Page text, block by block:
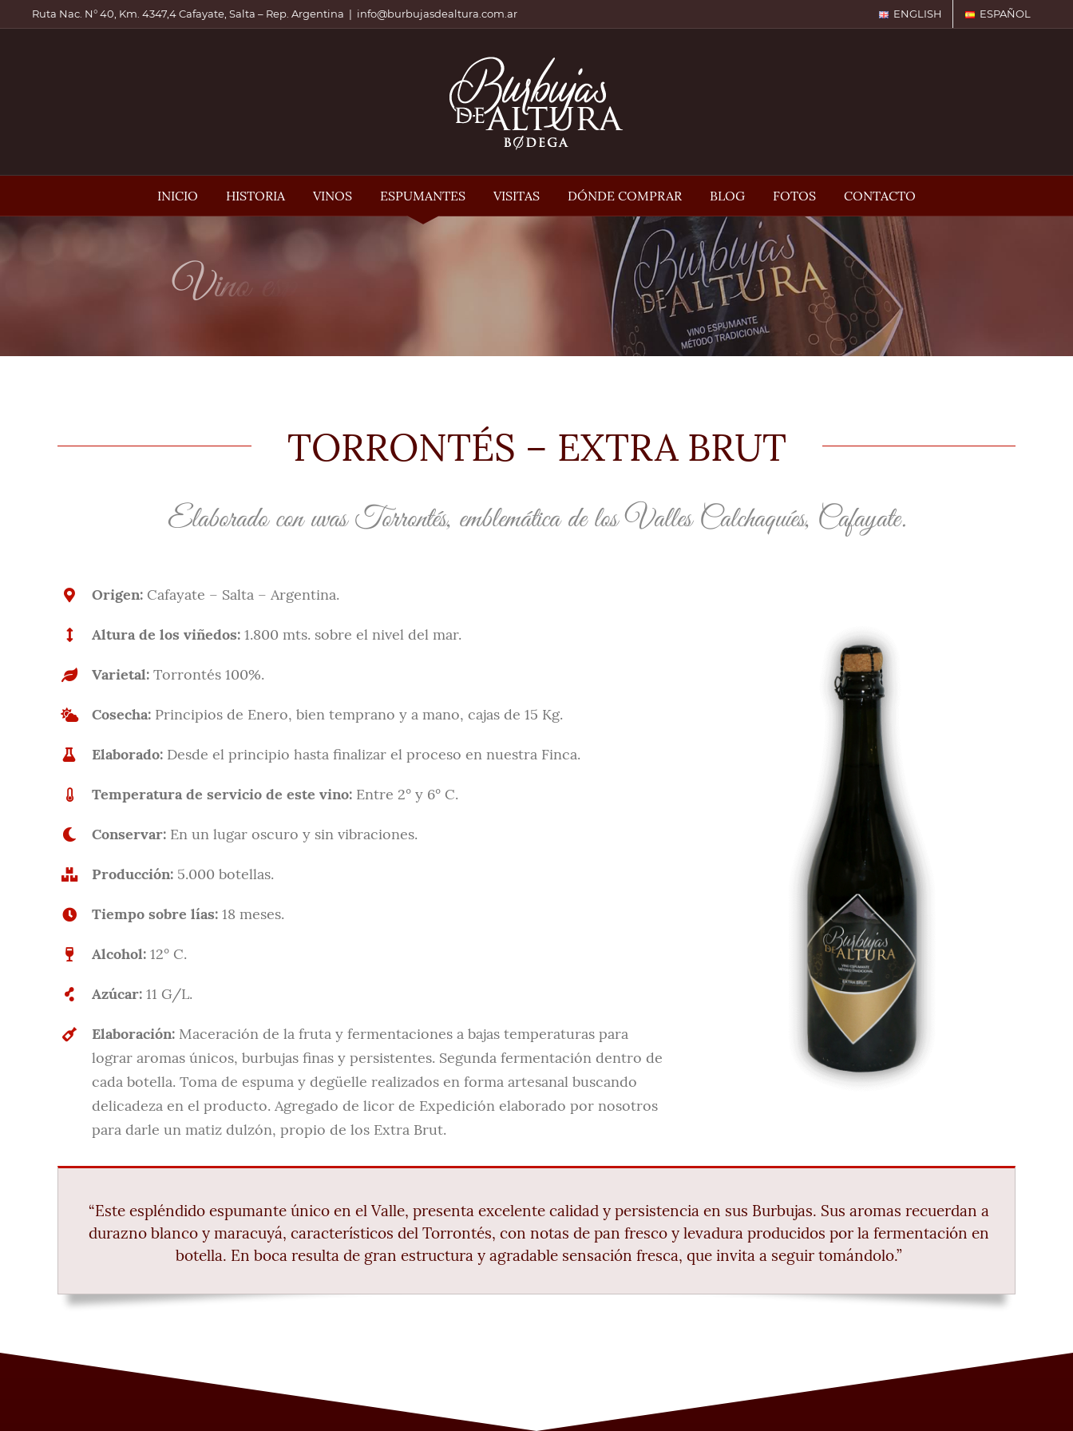
to
Ruta Nac. N° 40, Km. 4347,4 Cafayate, Salta – Rep. Argentina | info@burbujasdealtura.com.ar ENGLISH ESPAÑOL
INICIO HISTORIA VINOS ESPUMANTES VISITAS DÓNDE COMPRAR BLOG FOTOS CONTACTO
Vino espum
TORRONTÉS – EXTRA BRUT
Elaborado con uvas Torrontés, emblemática de los Valles Calchaquíes, Cafayate.
Origen: Cafayate – Salta – Argentina.
Altura de los viñedos: 1.800 mts. sobre el nivel del mar.
Varietal: Torrontés 100%.
Cosecha: Principios de Enero, bien temprano y a mano, cajas de 15 Kg.
Elaborado: Desde el principio hasta finalizar el proceso en nuestra Finca.
Temperatura de servicio de este vino: Entre 2° y 6° C.
Conservar: En un lugar oscuro y sin vibraciones.
Producción: 5.000 botellas.
Tiempo sobre lías: 18 meses.
Alcohol: 12° C.
Azúcar: 11 G/L.
Elaboración: Maceración de la fruta y fermentaciones a bajas temperaturas para
lograr aromas únicos, burbujas finas y persistentes. Segunda fermentación dentro de
cada botella. Toma de espuma y degüelle realizados en forma artesanal buscando
delicadeza en el producto. Agregado de licor de Expedición elaborado por nosotros
para darle un matiz dulzón, propio de los Extra Brut.
“Este espléndido espumante único en el Valle, presenta excelente calidad y persistencia en sus Burbujas. Sus aromas recuerdan a
durazno blanco y maracuyá, característicos del Torrontés, con notas de pan fresco y levadura producidos por la fermentación en
botella. En boca resulta de gran estructura y agradable sensación fresca, que invita a seguir tomándolo.”